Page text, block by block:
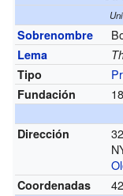
Sobrenombre
Lema
Tipo
Fundación
Dirección
Coordenadas